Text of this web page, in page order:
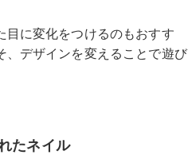
に変化をつけるのもおすす
、デザインを変えることで遊び
たネイル